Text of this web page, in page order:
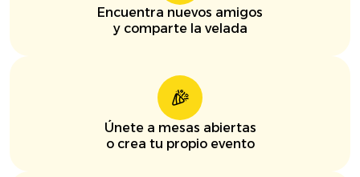
Encuentra nuevos amigos
y comparte la velada
Únete a mesas abiertas
o crea tu propio evento